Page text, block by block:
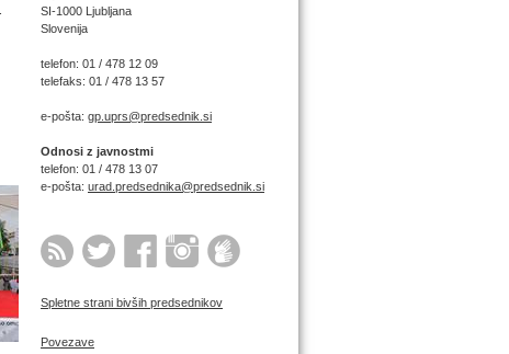
SI-1000 Ljubljana
Slovenija
telefon: 01 / 478 12 09
telefaks: 01 / 478 13 57
e-pošta: gp.uprs@predsednik.si
Odnosi z javnostmi
telefon: 01 / 478 13 07
e-pošta: urad.predsednika@predsednik.si
Spletne strani bivših predsednikov
Povezave